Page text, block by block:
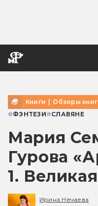
Книги | Обзоры книг
#ФЭНТЕЗИ#СЛАВЯНЕ
Мария
Гурова
1.
Ирина Нечаева